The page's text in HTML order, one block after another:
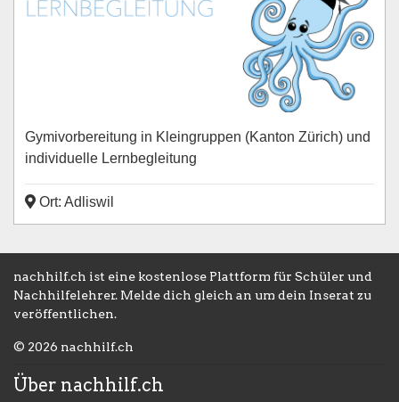
Gymivorbereitung in Kleingruppen (Kanton Zürich) und
individuelle Lernbegleitung
Ort: Adliswil
nachhilf.ch ist eine kostenlose Plattform für Schüler und
Nachhilfelehrer. Melde dich gleich an um dein Inserat zu
veröffentlichen.
© 2026 nachhilf.ch
Über nachhilf.ch